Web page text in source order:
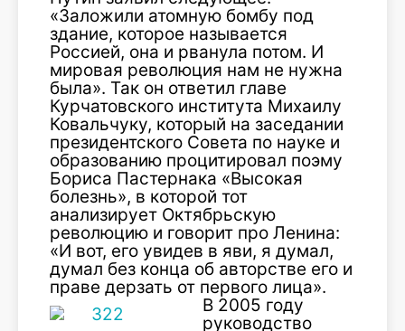
«Заложили атомную бомбу под
здание, которое называется
Россией, она и рванула потом. И
мировая революция нам не нужна
была». Так он ответил главе
Курчатовского института Михаилу
Ковальчуку, который на заседании
президентского Совета по науке и
образованию процитировал поэму
Бориса Пастернака «Высокая
болезнь», в которой тот
анализирует Октябрьскую
революцию и говорит про Ленина:
«И вот, его увидев в яви, я думал,
думал без конца об авторстве его и
праве дерзать от первого лица».
В 2005 году
руководство